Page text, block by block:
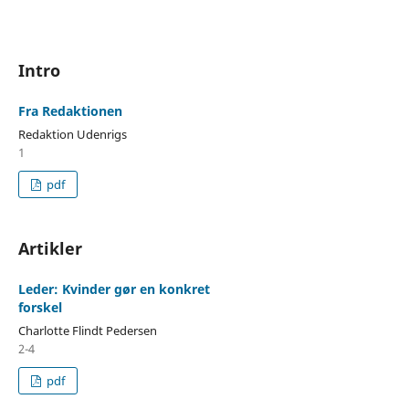
Intro
Fra Redaktionen
Redaktion Udenrigs
1
pdf
Artikler
Leder: Kvinder gør en konkret
forskel
Charlotte Flindt Pedersen
2-4
pdf